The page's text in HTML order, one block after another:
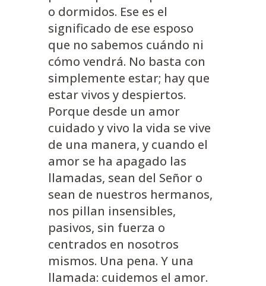
o dormidos. Ese es el
significado de ese esposo
que no sabemos cuándo ni
cómo vendrá. No basta con
simplemente estar; hay que
estar vivos y despiertos.
Porque desde un amor
cuidado y vivo la vida se vive
de una manera, y cuando el
amor se ha apagado las
llamadas, sean del Señor o
sean de nuestros hermanos,
nos pillan insensibles,
pasivos, sin fuerza o
centrados en nosotros
mismos. Una pena. Y una
llamada: cuidemos el amor.